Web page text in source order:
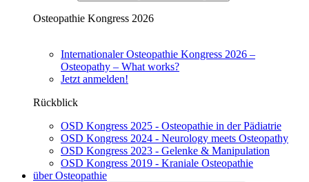
Osteopathie Kongress 2026
Internationaler Osteopathie Kongress 2026 –
Osteopathy – What works?
Jetzt anmelden!
Rückblick
OSD Kongress 2025 - Osteopathie in der Pädiatrie
OSD Kongress 2024 - Neurology meets Osteopathy
OSD Kongress 2023 - Gelenke & Manipulation
OSD Kongress 2019 - Kraniale Osteopathie
über Osteopathie